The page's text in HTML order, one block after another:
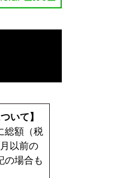
いて】
総額（税
以前の
の場合も